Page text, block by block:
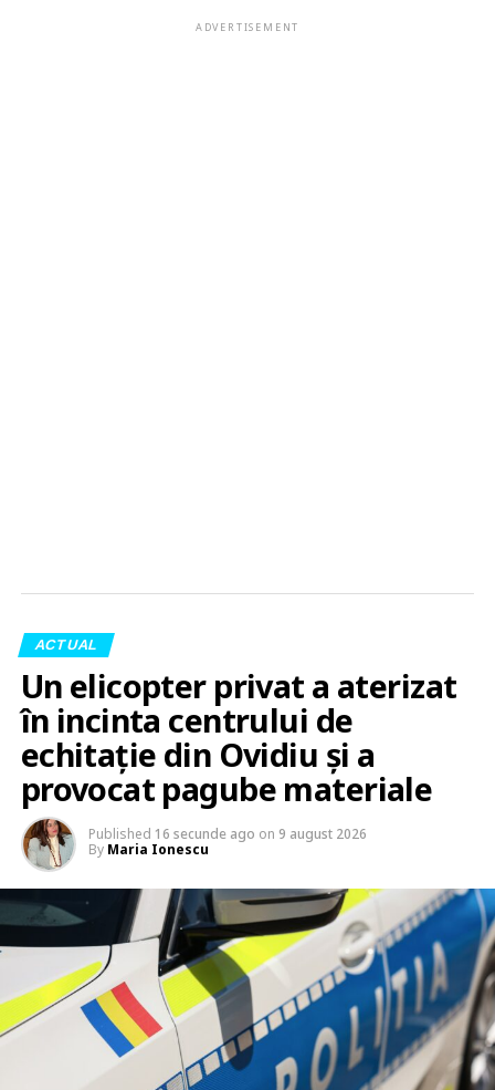
ADVERTISEMENT
ACTUAL
Un elicopter privat a aterizat
în incinta centrului de
echitație din Ovidiu și a
provocat pagube materiale
Published 16 secunde ago on 9 august 2026
By Maria Ionescu